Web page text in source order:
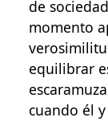
de
momento
equilibrar
cuando él